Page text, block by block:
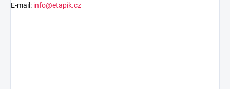
E-mail: info@etapik.cz